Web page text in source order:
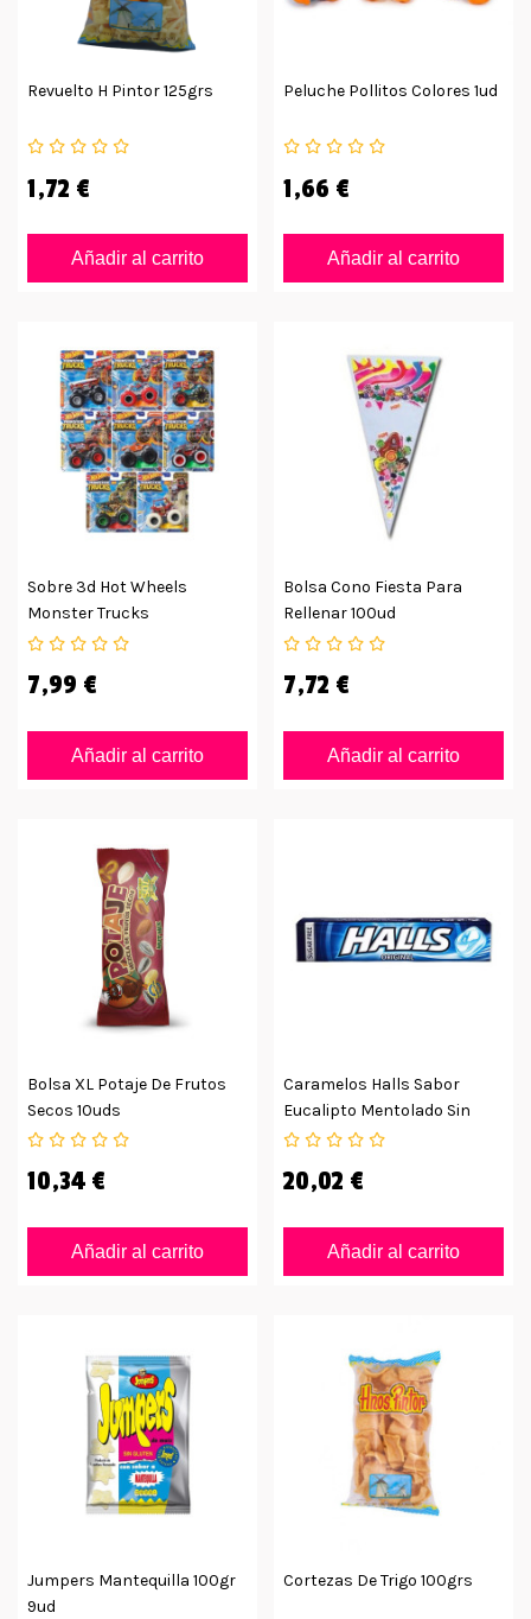
Revuelto H Pintor 125grs
1,72 €
Añadir al carrito
Peluche Pollitos Colores 1ud
1,66 €
Añadir al carrito
Sobre 3d Hot Wheels
Monster Trucks
7,99 €
Añadir al carrito
Bolsa Cono Fiesta Para
Rellenar 100ud
7,72 €
Añadir al carrito
Bolsa XL Potaje De Frutos
Secos 10uds
10,34 €
Añadir al carrito
Caramelos Halls Sabor
Eucalipto Mentolado Sin
Azúcar
20,02 €
Añadir al carrito
Jumpers Mantequilla 100gr
9ud
Cortezas De Trigo 100grs